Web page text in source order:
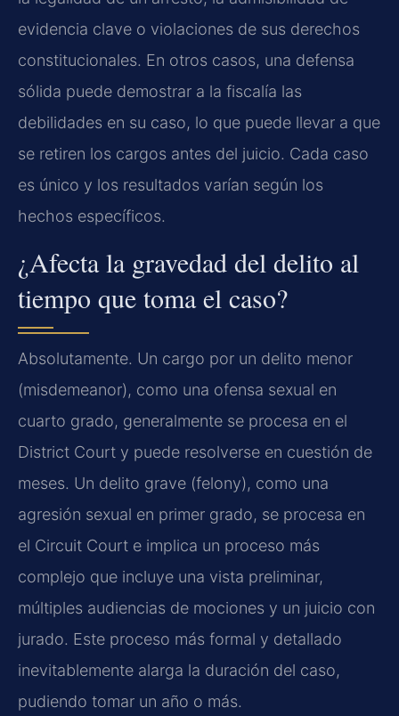
evidencia clave o violaciones de sus derechos
constitucionales. En otros casos, una defensa
sólida puede demostrar a la fiscalía las
debilidades en su caso, lo que puede llevar a que
se retiren los cargos antes del juicio. Cada caso
es único y los resultados varían según los
hechos específicos.
¿Afecta la gravedad del delito al
tiempo que toma el caso?
Absolutamente. Un cargo por un delito menor
(misdemeanor), como una ofensa sexual en
cuarto grado, generalmente se procesa en el
District Court y puede resolverse en cuestión de
meses. Un delito grave (felony), como una
agresión sexual en primer grado, se procesa en
el Circuit Court e implica un proceso más
complejo que incluye una vista preliminar,
múltiples audiencias de mociones y un juicio con
jurado. Este proceso más formal y detallado
inevitablemente alarga la duración del caso,
pudiendo tomar un año o más.